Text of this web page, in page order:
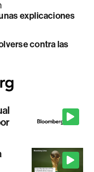
explicaciones
contra las